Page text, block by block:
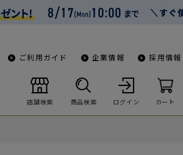
ご利用ガイド 企業情報 採用情報
店舗検索 商品検索 ログイン カート